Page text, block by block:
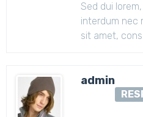
Sed dui
interdum nec
sit amet,
admin